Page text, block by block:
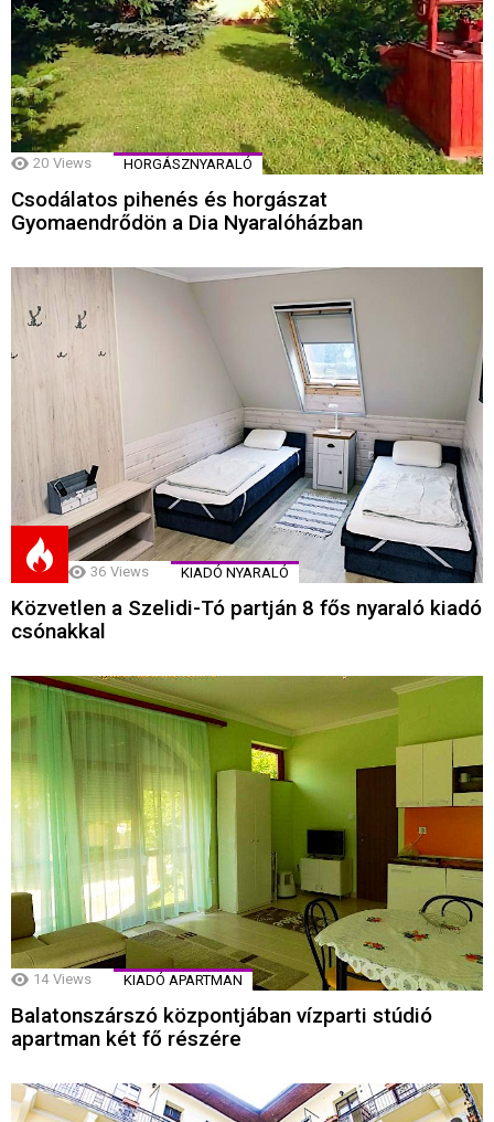
20 Views HORGÁSZNYARALÓ
Csodálatos pihenés és horgászat
Gyomaendrődön a Dia Nyaralóházban
36 Views KIADÓ NYARALÓ
Közvetlen a Szelidi-Tó partján 8 fős nyaraló kiadó
csónakkal
14 Views KIADÓ APARTMAN
Balatonszárszó központjában vízparti stúdió
apartman két fő részére